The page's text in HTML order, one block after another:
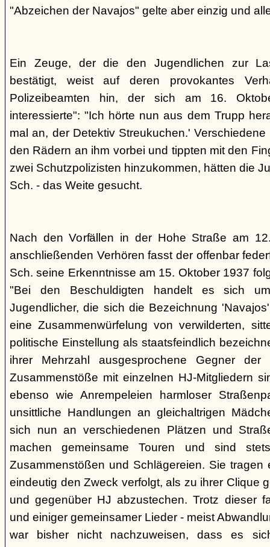
"Abzeichen der Navajos" gelte aber einzig und
Ein Zeuge, der die den Jugendlichen zur
bestätigt, weist auf deren provokantes
Polizeibeamten hin, der sich am 16.
interessierte": "Ich hörte nun aus dem Trupp
mal an, der Detektiv Streukuchen.'
den Rädern an ihm vorbei und tippten mit den
zwei Schutzpolizisten hinzukommen, hätten die
Sch. - das Weite gesucht.
Nach den Vorfällen in der Hohe Straße am
anschließenden Verhören fasst der offenbar
Sch. seine Erkenntnisse am 15. Oktober 1937
"Bei den Beschuldigten handelt es sich
Jugendlicher, die sich die Bezeichnung
eine Zusammenwürfelung von verwilderten,
politische Einstellung als staatsfeindlich
ihrer Mehrzahl ausgesprochene Gegner
Zusammenstöße mit einzelnen HJ-Mitgliedern
ebenso wie Anrempeleien harmloser
unsittliche Handlungen an gleichaltrigen
sich nun an verschiedenen Plätzen und
machen gemeinsame Touren und sind
Zusammenstößen und Schlägereien. Sie tragen
eindeutig den Zweck verfolgt, als zu ihrer Clique
und gegenüber HJ abzustechen. Trotz dieser
und einiger gemeinsamer Lieder - meist
war bisher nicht nachzuweisen, dass es